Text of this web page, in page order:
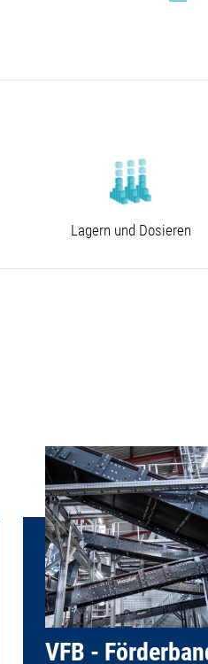
Lagern und Dosieren
VFB -